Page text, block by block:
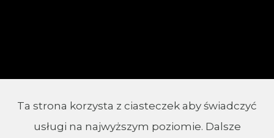
Ta strona korzysta z ciasteczek aby świadczyć
usługi na najwyższym poziomie. Dalsze